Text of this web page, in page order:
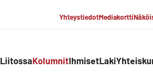
YhteystiedotMediakortti
LiitossaKolumnitIhmisetLaki